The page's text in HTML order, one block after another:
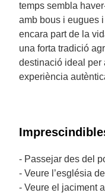
temps sembla
amb bous i eugues
encara part de la
una forta tradició
destinació ideal per
experiència
- Passejar des del
- Veure l’església
- Veure el jaciment